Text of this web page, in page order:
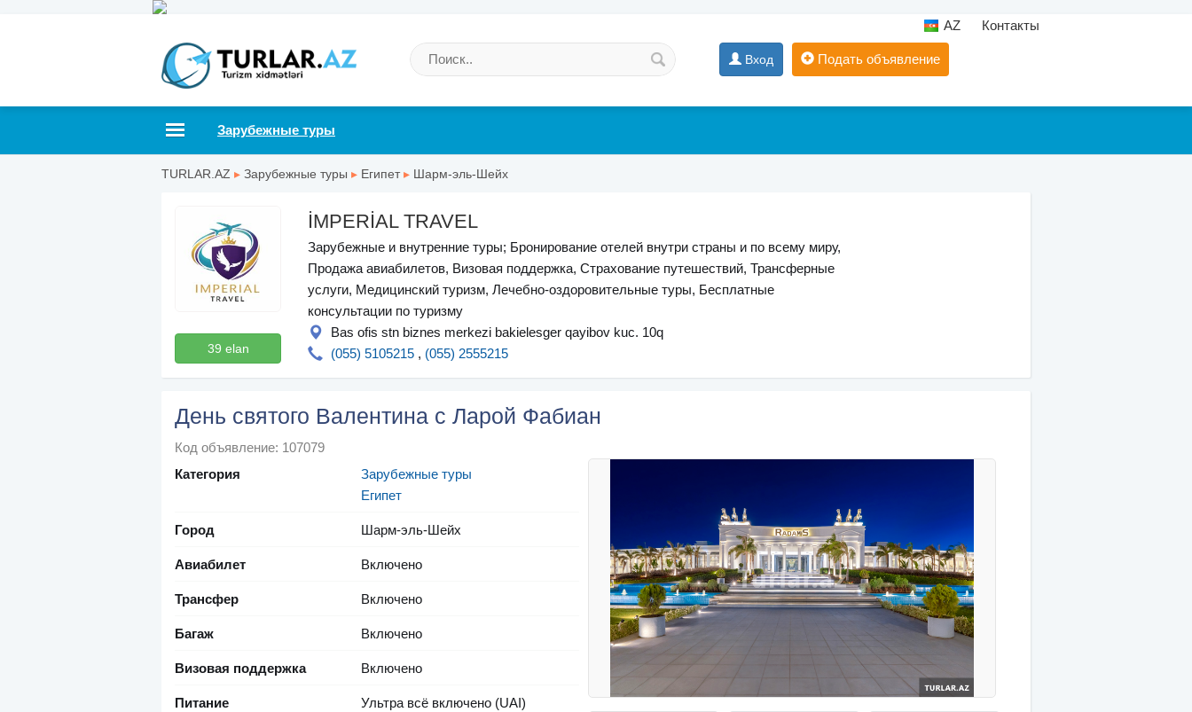
AZ Контакты
Вход Подать объявление
Зарубежные туры
TURLAR.AZ ▸ Зарубежные туры ▸ Египет ▸ Шарм-эль-Шейх
39 elan
İMPERİAL TRAVEL
Зарубежные и внутренние туры; Бронирование отелей внутри страны и по всему миру,
Продажа авиабилетов, Визовая поддержка, Страхование путешествий, Трансферные
услуги, Медицинский туризм, Лечебно-оздоровительные туры, Бесплатные
консультации по туризму
Bas ofis stn biznes merkezi bakielesger qayibov kuc. 10q
(055) 5105215 , (055) 2555215
День святого Валентина с Ларой Фабиан
Код объявление: 107079
Категория
Зарубежные туры
Египет
Город Шарм-эль-Шейх
Авиабилет Включено
Трансфер Включено
Багаж Включено
Визовая поддержка Включено
Питание Ультра всё включено (UAI)